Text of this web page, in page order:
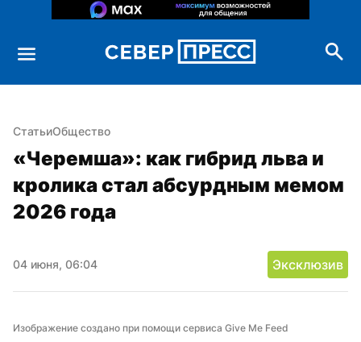
СтатьиОбщество
«Черемша»: как гибрид льва и
кролика стал абсурдным мемом
2026 года
04 июня, 06:04 Эксклюзив
Изображение создано при помощи сервиса Give Me Feed